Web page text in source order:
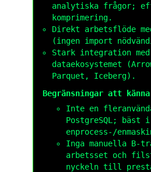
analytiska frågor;
komprimering.
Direkt arbetsflöde
(ingen import
Stark integration med
dataekosystemet
Parquet, Iceberg).
Begränsningar att
Inte en
PostgreSQL; bäst i
enprocess-/
Inga manuella B-
arbetsset och
nyckeln till